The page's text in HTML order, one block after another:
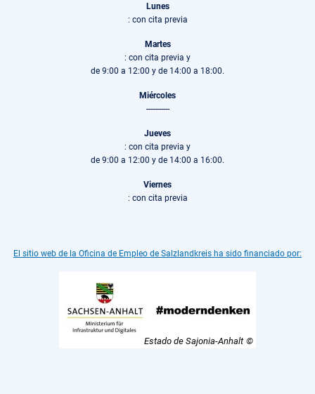
Lunes
: con cita previa
Martes
: con cita previa y
de 9:00 a 12:00 y de 14:00 a 18:00.
Miércoles
-----------
Jueves
: con cita previa y
de 9:00 a 12:00 y de 14:00 a 16:00.
Viernes
: con cita previa
El sitio web de la Oficina de Empleo de Salzlandkreis ha sido financiado por:
Estado de Sajonia-Anhalt